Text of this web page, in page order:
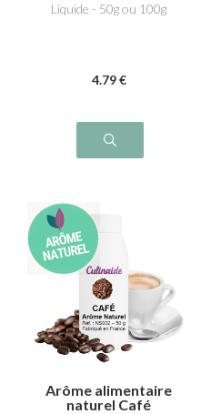
Liquide - 50g ou 100g
4.79 €
Arôme alimentaire
naturel Café